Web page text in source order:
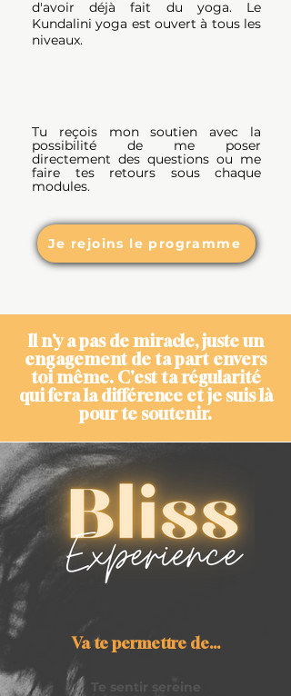
d'avoir déjà fait du yoga. Le
Kundalini yoga est ouvert à tous les
niveaux.
Tu reçois mon soutien avec la
possibilité de me poser
directement des questions ou me
faire tes retours sous chaque
modules.
Je rejoins le programme
ll n'y a pas de miracle, juste un
engagement de ta part envers
toi même. C'est ta régularité
qui fera la différence et je suis là
pour te soutenir.
Va te permettre de...
Te sentir sereine